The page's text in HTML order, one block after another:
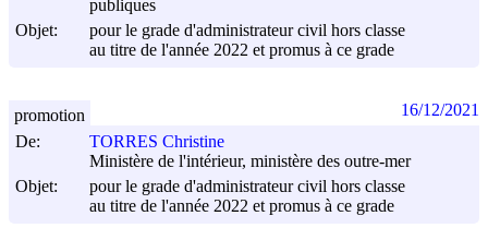
publiques
Objet:
pour le grade d'administrateur civil hors classe
au titre de l'année 2022 et promus à ce grade
De:
TORRES Christine
Ministère de l'intérieur, ministère des outre-mer
Objet:
pour le grade d'administrateur civil hors classe
au titre de l'année 2022 et promus à ce grade
promotion 16/12/2021